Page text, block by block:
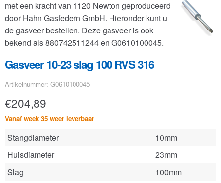
FAQ
met een kracht van 1120 Newton geproduceerd
door Hahn Gasfedern GmbH. Hieronder kunt u
de gasveer bestellen. Deze gasveer is ook
bekend als 880742511244 en G0610100045.
Gasveer 10-23 slag 100 RVS 316
Artikelnummer: G0610100045
€204,89
Vanaf week 35 weer leverbaar
Stangdiameter
10mm
Huisdiameter
23mm
Slag
100mm